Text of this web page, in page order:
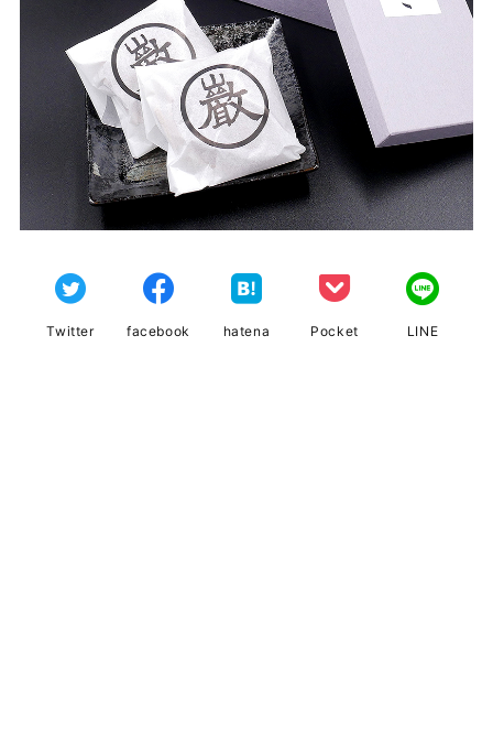
Twitter facebook hatena Pocket LINE